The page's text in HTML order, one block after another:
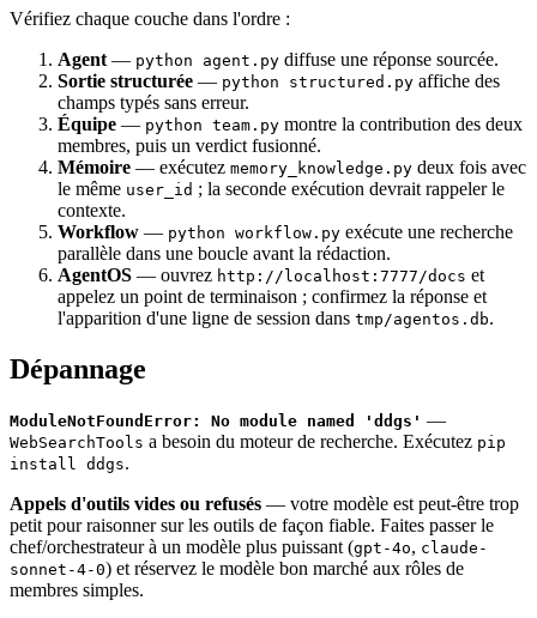
Vérifiez chaque couche dans l'ordre :
Agent — python agent.py diffuse une réponse sourcée.
Sortie structurée — python structured.py affiche des
champs typés sans erreur.
Équipe — python team.py montre la contribution des deux
membres, puis un verdict fusionné.
Mémoire — exécutez memory_knowledge.py deux fois avec
le même user_id ; la seconde exécution devrait rappeler le
contexte.
Workflow — python workflow.py exécute une recherche
parallèle dans une boucle avant la rédaction.
AgentOS — ouvrez http://localhost:7777/docs et
appelez un point de terminaison ; confirmez la réponse et
l'apparition d'une ligne de session dans tmp/agentos.db.
Dépannage
ModuleNotFoundError: No module named 'ddgs' —
WebSearchTools a besoin du moteur de recherche. Exécutez pip
install ddgs.
Appels d'outils vides ou refusés — votre modèle est peut-être trop
petit pour raisonner sur les outils de façon fiable. Faites passer le
chef/orchestrateur à un modèle plus puissant (gpt-4o, claude-
sonnet-4-0) et réservez le modèle bon marché aux rôles de
membres simples.